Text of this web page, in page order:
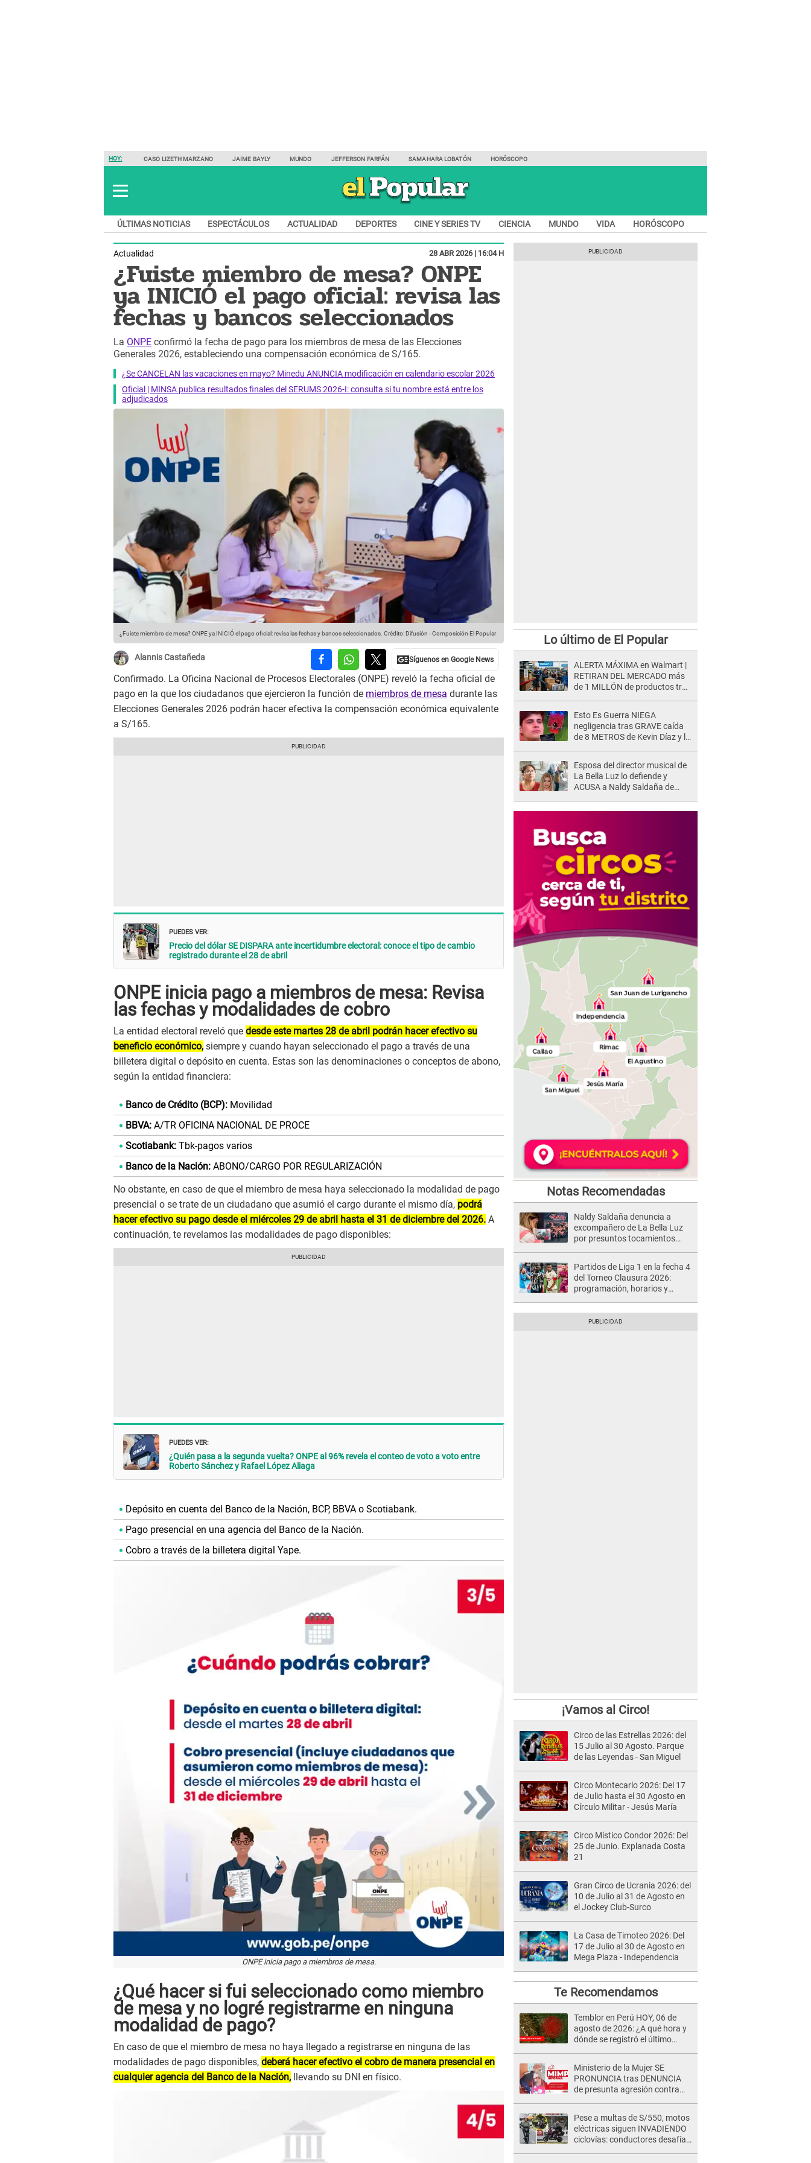
HOY: CASO LIZETH MARZANO JAIME BAYLY MUNDO JEFFERSON FARFÁN SAMAHARA LOBATÓN HORÓSCOPO
ÚLTIMAS NOTICIAS ESPECTÁCULOS ACTUALIDAD DEPORTES CINE Y SERIES TV CIENCIA MUNDO VIDA HORÓSCOPO
Actualidad 28 ABR 2026 | 16:04 H
¿Fuiste miembro de mesa? ONPE
ya INICIÓ el pago oficial: revisa las
fechas y bancos seleccionados
La ONPE confirmó la fecha de pago para los miembros de mesa de las Elecciones
Generales 2026, estableciendo una compensación económica de S/165.
¿Se CANCELAN las vacaciones en mayo? Minedu ANUNCIA modificación en calendario escolar 2026
Oficial | MINSA publica resultados finales del SERUMS 2026-I: consulta si tu nombre está entre los
adjudicados
¿Fuiste miembro de mesa? ONPE ya INICIÓ el pago oficial: revisa las fechas y bancos seleccionados. Crédito: Difusión - Composición El Popular
Alannis Castañeda
Confirmado. La Oficina Nacional de Procesos Electorales (ONPE) reveló la fecha oficial de
pago en la que los ciudadanos que ejercieron la función de miembros de mesa durante las
Elecciones Generales 2026 podrán hacer efectiva la compensación económica equivalente
a S/165.
PUEDES VER:
Precio del dólar SE DISPARA ante incertidumbre electoral: conoce el tipo de cambio
registrado durante el 28 de abril
ONPE inicia pago a miembros de mesa: Revisa
las fechas y modalidades de cobro
La entidad electoral reveló que desde este martes 28 de abril podrán hacer efectivo su
beneficio económico, siempre y cuando hayan seleccionado el pago a través de una
billetera digital o depósito en cuenta. Estas son las denominaciones o conceptos de abono,
según la entidad financiera:
Banco de Crédito (BCP): Movilidad
BBVA: A/TR OFICINA NACIONAL DE PROCE
Scotiabank: Tbk-pagos varios
Banco de la Nación: ABONO/CARGO POR REGULARIZACIÓN
No obstante, en caso de que el miembro de mesa haya seleccionado la modalidad de pago
presencial o se trate de un ciudadano que asumió el cargo durante el mismo día, podrá
hacer efectivo su pago desde el miércoles 29 de abril hasta el 31 de diciembre del 2026. A
continuación, te revelamos las modalidades de pago disponibles:
PUEDES VER:
¿Quién pasa a la segunda vuelta? ONPE al 96% revela el conteo de voto a voto entre
Roberto Sánchez y Rafael López Aliaga
Depósito en cuenta del Banco de la Nación, BCP, BBVA o Scotiabank.
Pago presencial en una agencia del Banco de la Nación.
Cobro a través de la billetera digital Yape.
ONPE inicia pago a miembros de mesa.
¿Qué hacer si fui seleccionado como miembro
de mesa y no logré registrarme en ninguna
modalidad de pago?
En caso de que el miembro de mesa no haya llegado a registrarse en ninguna de las
modalidades de pago disponibles, deberá hacer efectivo el cobro de manera presencial en
cualquier agencia del Banco de la Nación, llevando su DNI en físico.
Lo último de El Popular
ALERTA MÁXIMA en Walmart |
RETIRAN DEL MERCADO más
de 1 MILLÓN de productos tras
Esto Es Guerra NIEGA
negligencia tras GRAVE caída
de 8 METROS de Kevin Díaz y lo
Esposa del director musical de
La Bella Luz lo defiende y
ACUSA a Naldy Saldaña de
Notas Recomendadas
Naldy Saldaña denuncia a
excompañero de La Bella Luz
por presuntos tocamientos
Partidos de Liga 1 en la fecha 4
del Torneo Clausura 2026:
programación, horarios y
¡Vamos al Circo!
Circo de las Estrellas 2026: del
15 Julio al 30 Agosto. Parque
de las Leyendas - San Miguel
Circo Montecarlo 2026: Del 17
de Julio hasta el 30 Agosto en
Círculo Militar - Jesús María
Circo Místico Condor 2026: Del
25 de Junio. Explanada Costa
21
Gran Circo de Ucrania 2026: del
10 de Julio al 31 de Agosto en
el Jockey Club-Surco
La Casa de Timoteo 2026: Del
17 de Julio al 30 de Agosto en
Mega Plaza - Independencia
Te Recomendamos
Temblor en Perú HOY, 06 de
agosto de 2026: ¿A qué hora y
dónde se registró el último
Ministerio de la Mujer SE
PRONUNCIA tras DENUNCIA
de presunta agresión contra
Pese a multas de S/550, motos
eléctricas siguen INVADIENDO
ciclovías: conductores desafían